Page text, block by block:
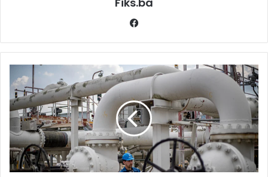
će
reći
Orban
i
Fico?
Rusija
gađala
naftovod